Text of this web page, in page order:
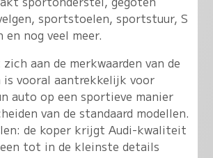
sportstoelen, sportstuur, S
en nog veel meer.
aan de merkwaarden van de
is vooral aantrekkelijk voor
auto op een sportieve manier
van de standaard modellen.
de koper krijgt Audi-kwaliteit
tot in de kleinste details